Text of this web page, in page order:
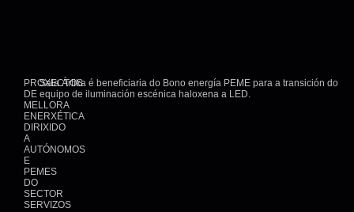
PROXECTOS
DE
MELLORA
ENERXÉTICA
DIRIXIDO
A
AUTÓNOMOS
E
PEMES
DO
SECTOR
SERVIZOS
Sala Ártika é beneficiaria do Bono energía PEME para a transición do
equipo de iluminación escénica haloxena a LED.